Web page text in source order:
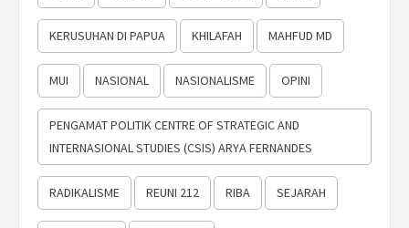
KERUSUHAN DI PAPUA KHILAFAH MAHFUD MD
MUI NASIONAL NASIONALISME OPINI
PENGAMAT POLITIK CENTRE OF STRATEGIC AND
INTERNASIONAL STUDIES (CSIS) ARYA FERNANDES
RADIKALISME REUNI 212 RIBA SEJARAH